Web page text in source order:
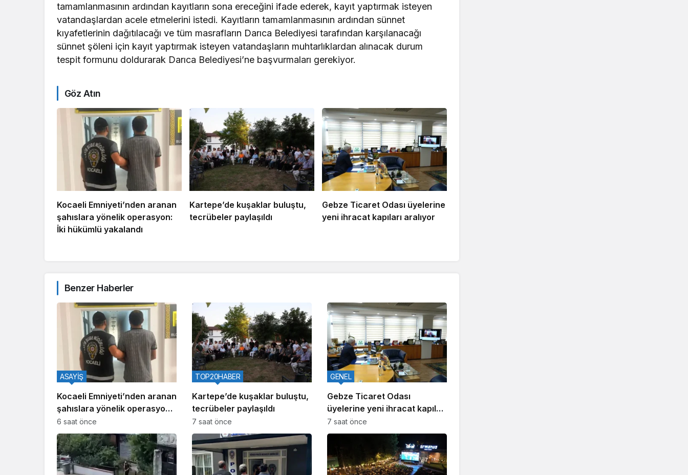
tamamlanmasının ardından kayıtların sona ereceğini ifade ederek, kayıt yaptırmak isteyen
vatandaşlardan acele etmelerini istedi. Kayıtların tamamlanmasının ardından sünnet
kıyafetlerinin dağıtılacağı ve tüm masrafların Darıca Belediyesi tarafından karşılanacağı
sünnet şöleni için kayıt yaptırmak isteyen vatandaşların muhtarlıklardan alınacak durum
tespit formunu doldurarak Darıca Belediyesi’ne başvurmaları gerekiyor.
Göz Atın
Kocaeli Emniyeti’nden aranan
şahıslara yönelik operasyon:
İki hükümlü yakalandı
Kartepe’de kuşaklar buluştu,
tecrübeler paylaşıldı
Gebze Ticaret Odası üyelerine
yeni ihracat kapıları aralıyor
Benzer Haberler
Kocaeli Emniyeti’nden aranan
şahıslara yönelik operasyon:
İki hükümlü yakalandı
ASAYİŞ
6 saat önce
Kartepe’de kuşaklar buluştu,
tecrübeler paylaşıldı
TOP20HABER
7 saat önce
Gebze Ticaret Odası
üyelerine yeni ihracat kapıları
aralıyor
GENEL
7 saat önce